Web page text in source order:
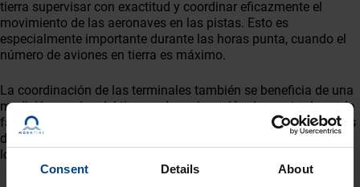
Consent Details About
tierra supervisar con exactitud y coordinar eficazmente el
movimiento de las aeronaves en las pistas. Esto es
especialmente importante durante las horas punta, cuando el
número de aviones en tierra es máximo.
La coordinación de las terminales también se beneficia de una
medición precisa del tiempo. La asignación de mostradores de
facturación, puntos de control de seguridad y zonas de puertas
de embarque debe planificarse con precisión para minimizar
los tiempos de espera y optimizar el flujo de pasajeros.